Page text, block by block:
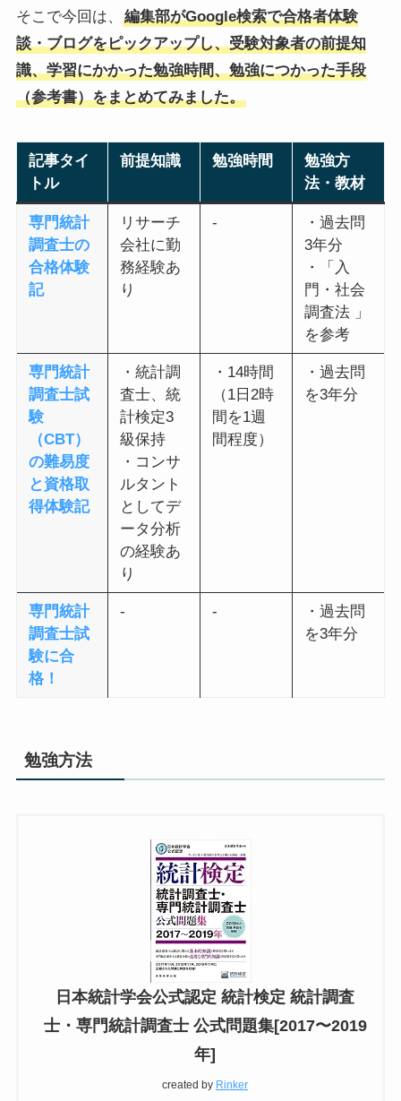
そこで今回は、
編集部がGoogle検索で合格者体験
談・ブログをピックアップし、受験対象者の前提知
識、学習にかかった勉強時間、勉強につかった手段
（参考書）をまとめてみました。
記事タイ
トル
前提知識 勉強時間
勉強方
法・教材
専門統計
調査士の
合格体験
記
リサーチ
会社に勤
務経験あ
り
-
・過去問
3年分
・「入
門・社会
調査法 」
を参考
専門統計
調査士試
験
（CBT）
の難易度
と資格取
得体験記
・統計調
査士、統
計検定3
級保持
・コンサ
ルタント
としてデ
ータ分析
の経験あ
り
・14時間
（1日2時
間を1週
間程度）
・過去問
を3年分
専門統計
調査士試
験に合
格！
- -
・過去問
を3年分
勉強方法
日本統計学会公式認定 統計検定 統計調査
士・専門統計調査士 公式問題集[2017〜2019
年]
created by Rinker